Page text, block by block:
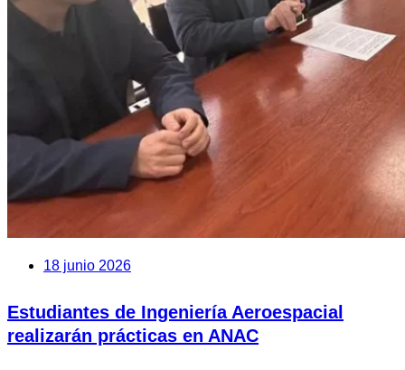
18 junio 2026
Estudiantes de Ingeniería Aeroespacial
realizarán prácticas en ANAC